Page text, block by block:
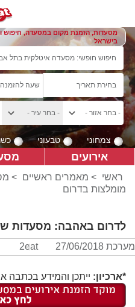
מסעדות, הזמנת מקום במסעדה, חיפוש
בישראל
צמחוני טבעוני
אירועים
ראשי > מאמרים ראשיים >
מומלצות בדרום
לדרום באהבה: מסעדות
מערכת 2eat 27/06/2018
*ארכיון: ייתכן והמידע בכתבה